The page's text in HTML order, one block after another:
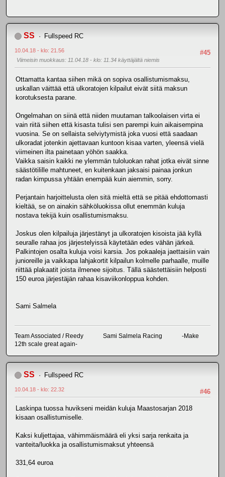
SS Fullspeed RC
#45
10.04.18 - klo: 21.56
Viimeisin muokkaus: 11.04.18 - klo: 11.34 käyttäjältä niemis
Ottamatta kantaa siihen mikä on sopiva osallistumismaksu,
uskallan väittää että ulkoratojen kilpailut eivät siitä maksun
korotuksesta parane.
Ongelmahan on siinä että niiden muutaman talkoolaisen virta ei
vain riitä siihen että kisasta tulisi sen parempi kuin aikaisempina
vuosina. Se on sellaista selviytymistä joka vuosi että saadaan
ulkoradat jotenkin ajettavaan kuntoon kisaa varten, yleensä vielä
viimeinen ilta painetaan yöhön saakka.
Vaikka saisin kaikki ne ylemmän tuloluokan rahat jotka eivät sinne
säästötilille mahtuneet, en kuitenkaan jaksaisi painaa jonkun
radan kimpussa yhtään enempää kuin aiemmin, sorry.
Perjantain harjoittelusta olen sitä mieltä että se pitää ehdottomasti
kieltää, se on ainakin sähköluokissa ollut enemmän kuluja
nostava tekijä kuin osallistumismaksu.
Joskus olen kilpailuja järjestänyt ja ulkoratojen kisoista jää kyllä
seuralle rahaa jos järjestelyissä käytetään edes vähän järkeä.
Palkintojen osalta kuluja voisi karsia. Jos pokaaleja jaettaisiin vain
junioreille ja vaikkapa lahjakortit kilpailun kolmelle parhaalle, muille
riittää plakaatit joista ilmenee sijoitus. Tällä säästettäisiin helposti
150 euroa järjestäjän rahaa kisaviikonloppua kohden.
Sami Salmela
Team Associated / Reedy Sami Salmela Racing -Make
12th scale great again-
SS Fullspeed RC
#46
10.04.18 - klo: 22.32
Laskinpa tuossa huvikseni meidän kuluja Maastosarjan 2018
kisaan osallistumiselle.
Kaksi kuljettajaa, vähimmäismäärä eli yksi sarja renkaita ja
vanteita/luokka ja osallistumismaksut yhteensä
331,64 euroa